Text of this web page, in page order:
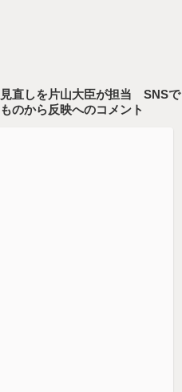
見直しを片山大臣が担当 SNSで
のから反映へのコメント